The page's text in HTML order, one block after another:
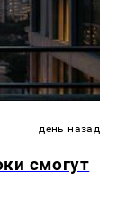
день назад
смогут